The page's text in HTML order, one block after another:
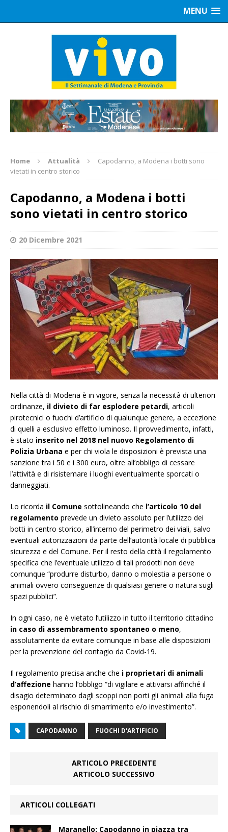
MENU
Home Attualità
Capodanno, a Modena i botti sono
vietati in centro storico
Capodanno, a Modena i botti
sono vietati in centro storico
20 Dicembre 2021
Nella città di Modena è in vigore, senza la necessità di ulteriori
ordinanze, il divieto di far esplodere petardi, articoli
pirotecnici o fuochi d’artificio di qualunque genere, a eccezione
di quelli a esclusivo effetto luminoso. Il provvedimento, infatti,
è stato inserito nel 2018 nel nuovo Regolamento di
Polizia Urbana e per chi viola le disposizioni è prevista una
sanzione tra i 50 e i 300 euro, oltre all’obbligo di cessare
l’attività e di risistemare i luoghi eventualmente sporcati o
danneggiati.
Lo ricorda il Comune sottolineando che l’articolo 10 del
regolamento prevede un divieto assoluto per l’utilizzo dei
botti in centro storico, all’interno del perimetro dei viali, salvo
eventuali autorizzazioni da parte dell’autorità locale di pubblica
sicurezza e del Comune. Per il resto della città il regolamento
specifica che l’eventuale utilizzo di tali prodotti non deve
comunque “produrre disturbo, danno o molestia a persone o
animali ovvero conseguenze di qualsiasi genere o natura sugli
spazi pubblici”.
In ogni caso, ne è vietato l’utilizzo in tutto il territorio cittadino
in caso di assembramento spontaneo o meno,
assolutamente da evitare comunque in base alle disposizioni
per la prevenzione del contagio da Covid-19.
Il regolamento precisa anche che i proprietari di animali
d’affezione hanno l’obbligo “di vigilare e attivarsi affinché il
disagio determinato dagli scoppi non porti gli animali alla fuga
esponendoli al rischio di smarrimento e/o investimento”.
CAPODANNO FUOCHI D'ARTIFICIO
ARTICOLO PRECEDENTE
ARTICOLO SUCCESSIVO
ARTICOLI COLLEGATI
Maranello: Capodanno in piazza tra